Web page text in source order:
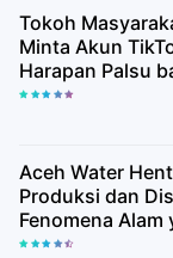
Tokoh
Minta Akun
Harapan Palsu
Utara
Aceh Water
Produksi dan
Fenomena
Kualitas Air Baku